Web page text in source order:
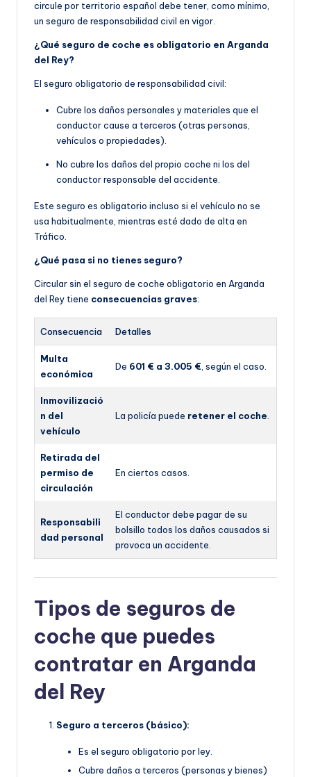
circule por territorio español debe tener, como mínimo,
un seguro de responsabilidad civil en vigor.
¿Qué seguro de coche es obligatorio en Arganda
del Rey?
El seguro obligatorio de responsabilidad civil:
Cubre los daños personales y materiales que el
conductor cause a terceros (otras personas,
vehículos o propiedades).
No cubre los daños del propio coche ni los del
conductor responsable del accidente.
Este seguro es obligatorio incluso si el vehículo no se
usa habitualmente, mientras esté dado de alta en
Tráfico.
¿Qué pasa si no tienes seguro?
Circular sin el seguro de coche obligatorio en Arganda
del Rey tiene consecuencias graves:
Consecuencia Detalles
Multa
económica
De 601 € a 3.005 € , según el caso.
Inmovilizació
n del
vehículo
La policía puede retener el coche
Retirada del
permiso de
circulación
En ciertos casos.
Responsabili
dad personal
El conductor debe pagar de su
bolsillo todos los daños causados si
provoca un accidente.
Tipos de seguros de
coche que puedes
contratar en Arganda
del Rey
Seguro a terceros (básico):
Es el seguro obligatorio por ley.
Cubre daños a terceros (personas y bienes)